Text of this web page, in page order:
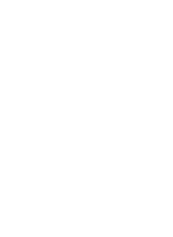
literatura
Ce vei